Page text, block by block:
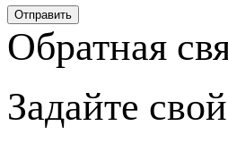
Обратная
Задайте